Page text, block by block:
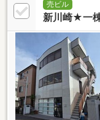
売ビル
新川崎★一